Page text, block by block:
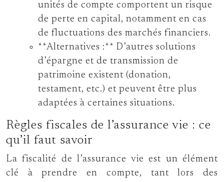
unités de compte comportent un risque
de perte en capital, notamment en cas
de fluctuations des marchés financiers.
**Alternatives :** D’autres solutions
d’épargne et de transmission de
patrimoine existent (donation,
testament, etc.) et peuvent être plus
adaptées à certaines situations.
Règles fiscales de l’assurance vie : ce
qu’il faut savoir
La fiscalité de l’assurance vie est un élément
clé à prendre en compte, tant lors des